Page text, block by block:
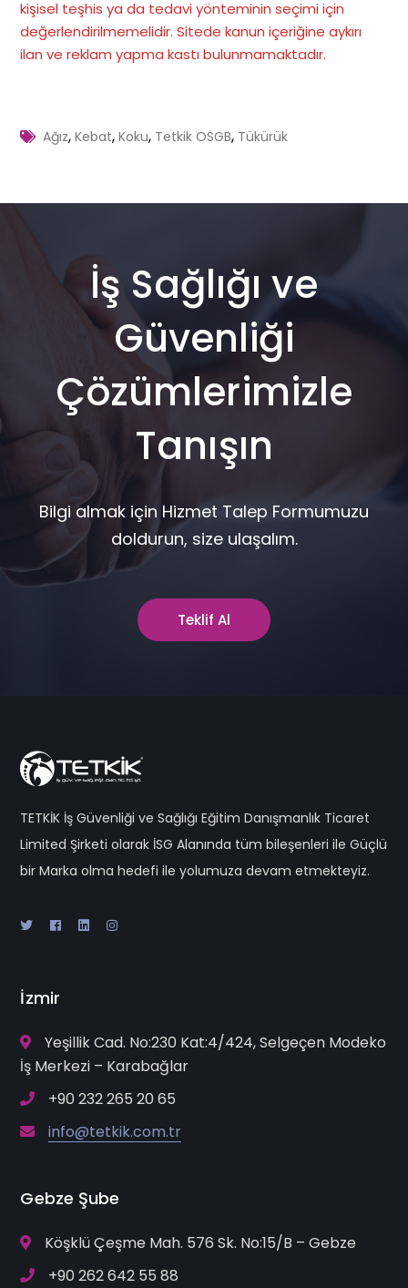
kişisel teşhis ya da tedavi yönteminin seçimi için
değerlendirilmemelidir. Sitede kanun içeriğine aykırı
ilan ve reklam yapma kastı bulunmamaktadır.
Ağız,Kebat,Koku, Tetkik OSGB, Tükürük
İş Sağlığı ve
Güvenliği
Çözümlerimizle
Tanışın
Bilgi almak için Hizmet Talep Formumuzu
doldurun, size ulaşalım.
Teklif Al
TETKİK İş Güvenliği ve Sağlığı Eğitim Danışmanlık Ticaret
Limited Şirketi olarak İSG Alanında tüm bileşenleri ile Güçlü
bir Marka olma hedefi ile yolumuza devam etmekteyiz.
İzmir
Yeşillik Cad. No:230 Kat:4/424, Selgeçen Modeko
İş Merkezi – Karabağlar
+90 232 265 20 65
info@tetkik.com.tr
Gebze Şube
Köşklü Çeşme Mah. 576 Sk. No:15/B – Gebze
+90 262 642 55 88